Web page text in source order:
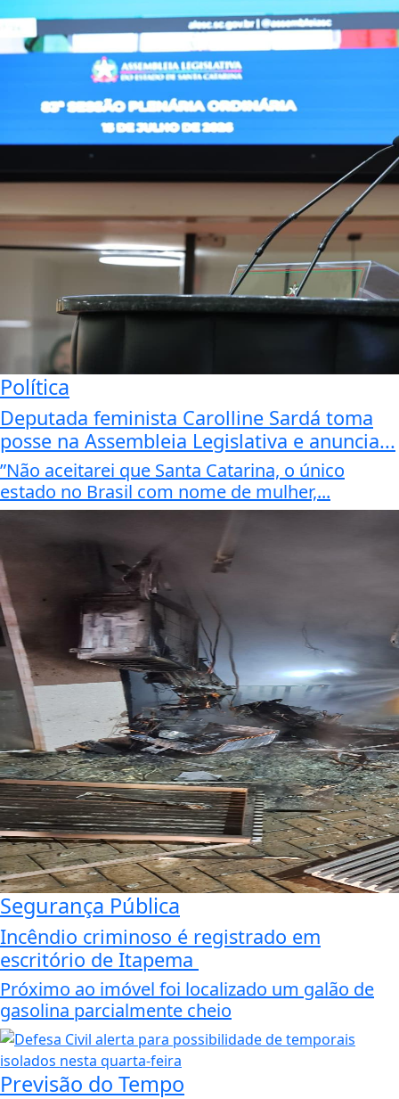
Política
Deputada feminista Carolline Sardá toma
posse na Assembleia Legislativa e anuncia...
”Não aceitarei que Santa Catarina, o único
estado no Brasil com nome de mulher,...
Segurança Pública
Incêndio criminoso é registrado em
escritório de Itapema
Próximo ao imóvel foi localizado um galão de
gasolina parcialmente cheio
Previsão do Tempo